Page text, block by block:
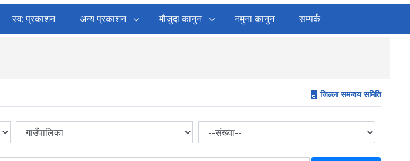
स्व: प्रकाशन अन्य प्रकाशन मौजुदा कानुन नमुना कानुन सम्पर्क
जिल्ला समन्वय समिति